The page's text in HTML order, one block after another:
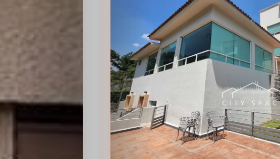
Casting
Sabritas
Casting
HolliKids
Contacto